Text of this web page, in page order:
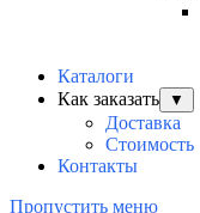
Каталоги
Как заказать
▼
Доставка
Стоимость
Контакты
Пропустить меню